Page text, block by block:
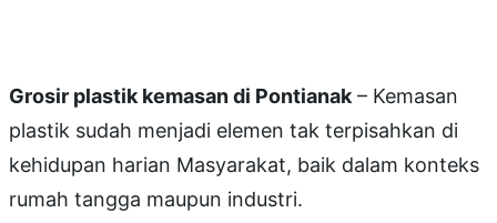
Grosir plastik kemasan di Pontianak – Kemasan
plastik sudah menjadi elemen tak terpisahkan di
kehidupan harian Masyarakat, baik dalam konteks
rumah tangga maupun industri.